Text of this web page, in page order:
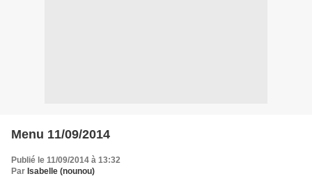
Menu 11/09/2014
Publié le 11/09/2014 à 13:32
Par Isabelle (nounou)